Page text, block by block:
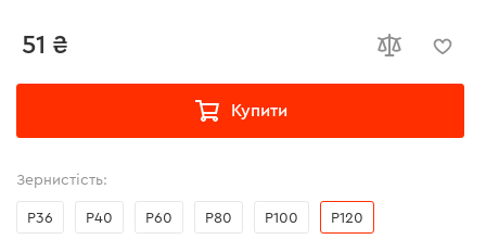
51 ₴
Купити
Зернистість:
Р36 Р40 Р60 Р80 Р100 Р120